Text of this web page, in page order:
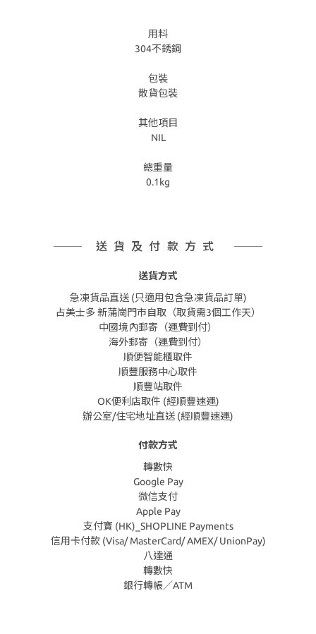
用料
304不銹鋼
包裝
散貨包裝
其他項目
NIL
總重量
0.1kg
送貨及付款方式
送貨方式
急凍貨品直送 (只適用包含急凍貨品訂單)
占美士多 新蒲崗門市自取（取貨需3個工作天）
中國境內郵寄（運費到付）
海外郵寄（運費到付）
順便智能櫃取件
順豐服務中心取件
順豐站取件
OK便利店取件 (經順豐速運)
辦公室/住宅地址直送 (經順豐速運)
付款方式
轉數快
Google Pay
微信支付
Apple Pay
支付寶 (HK)_SHOPLINE Payments
信用卡付款 (Visa/ MasterCard/ AMEX/ UnionPay)
八達通
轉數快
銀行轉帳／ATM